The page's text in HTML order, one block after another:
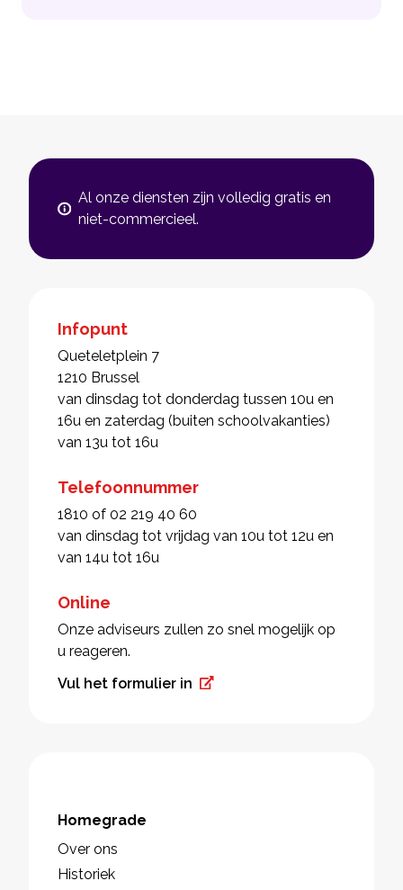
Al onze diensten zijn volledig gratis en
niet-commercieel.
Infopunt
Queteletplein 7
1210 Brussel
van dinsdag tot donderdag tussen 10u en
16u en zaterdag (buiten schoolvakanties)
van 13u tot 16u
Telefoonnummer
1810 of 02 219 40 60
van dinsdag tot vrijdag van 10u tot 12u en
van 14u tot 16u
Online
Onze adviseurs zullen zo snel mogelijk op
u reageren.
Vul het formulier in
Homegrade
Over ons
Historiek